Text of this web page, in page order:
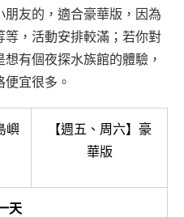
友的，適合豪華版，因為
，活動安排較滿；若你對
有個夜探水族館的體驗，
宜很多。
嶼
【週五、周六】豪
華版
天